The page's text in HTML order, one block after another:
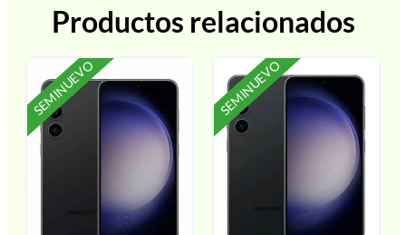
Productos relacionados
SEMINUEVO SEMINUEVO